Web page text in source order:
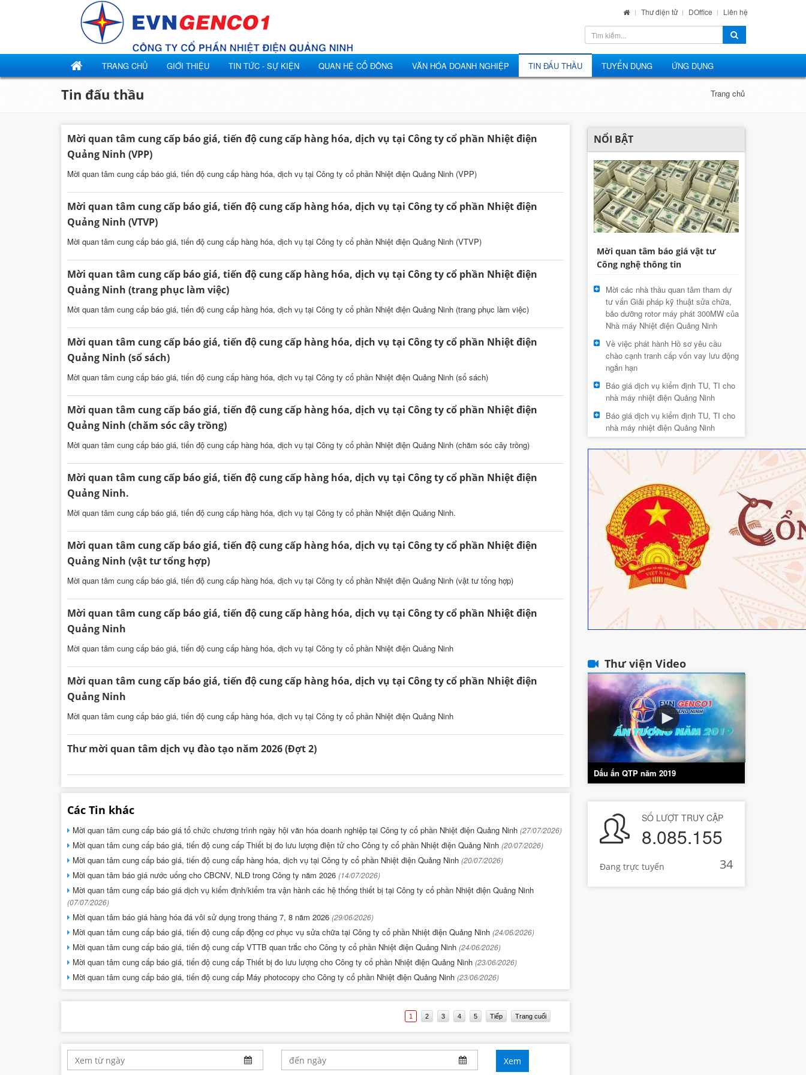
Thư điện tử DOffice Liên hệ
TRANG CHỦ GIỚI THIỆU TIN TỨC - SỰ KIỆN QUAN HỆ CỔ ĐÔNG VĂN HÓA DOANH NGHIỆP TIN ĐẤU THẦU TUYỂN DỤNG ỨNG DỤNG
Tin đấu thầu Trang chủ
Mời quan tâm cung cấp báo giá, tiến độ cung cấp hàng hóa, dịch vụ tại Công ty cổ phần Nhiệt điện
Quảng Ninh (VPP)
Mời quan tâm cung cấp báo giá, tiến độ cung cấp hàng hóa, dịch vụ tại Công ty cổ phần Nhiệt điện Quảng Ninh (VPP)
Mời quan tâm cung cấp báo giá, tiến độ cung cấp hàng hóa, dịch vụ tại Công ty cổ phần Nhiệt điện
Quảng Ninh (VTVP)
Mời quan tâm cung cấp báo giá, tiến độ cung cấp hàng hóa, dịch vụ tại Công ty cổ phần Nhiệt điện Quảng Ninh (VTVP)
Mời quan tâm cung cấp báo giá, tiến độ cung cấp hàng hóa, dịch vụ tại Công ty cổ phần Nhiệt điện
Quảng Ninh (trang phục làm việc)
Mời quan tâm cung cấp báo giá, tiến độ cung cấp hàng hóa, dịch vụ tại Công ty cổ phần Nhiệt điện Quảng Ninh (trang phục làm việc)
Mời quan tâm cung cấp báo giá, tiến độ cung cấp hàng hóa, dịch vụ tại Công ty cổ phần Nhiệt điện
Quảng Ninh (sổ sách)
Mời quan tâm cung cấp báo giá, tiến độ cung cấp hàng hóa, dịch vụ tại Công ty cổ phần Nhiệt điện Quảng Ninh (sổ sách)
Mời quan tâm cung cấp báo giá, tiến độ cung cấp hàng hóa, dịch vụ tại Công ty cổ phần Nhiệt điện
Quảng Ninh (chăm sóc cây trồng)
Mời quan tâm cung cấp báo giá, tiến độ cung cấp hàng hóa, dịch vụ tại Công ty cổ phần Nhiệt điện Quảng Ninh (chăm sóc cây trồng)
Mời quan tâm cung cấp báo giá, tiến độ cung cấp hàng hóa, dịch vụ tại Công ty cổ phần Nhiệt điện
Quảng Ninh.
Mời quan tâm cung cấp báo giá, tiến độ cung cấp hàng hóa, dịch vụ tại Công ty cổ phần Nhiệt điện Quảng Ninh.
Mời quan tâm cung cấp báo giá, tiến độ cung cấp hàng hóa, dịch vụ tại Công ty cổ phần Nhiệt điện
Quảng Ninh (vật tư tổng hợp)
Mời quan tâm cung cấp báo giá, tiến độ cung cấp hàng hóa, dịch vụ tại Công ty cổ phần Nhiệt điện Quảng Ninh (vật tư tổng hợp)
Mời quan tâm cung cấp báo giá, tiến độ cung cấp hàng hóa, dịch vụ tại Công ty cổ phần Nhiệt điện
Quảng Ninh
Mời quan tâm cung cấp báo giá, tiến độ cung cấp hàng hóa, dịch vụ tại Công ty cổ phần Nhiệt điện Quảng Ninh
Mời quan tâm cung cấp báo giá, tiến độ cung cấp hàng hóa, dịch vụ tại Công ty cổ phần Nhiệt điện
Quảng Ninh
Mời quan tâm cung cấp báo giá, tiến độ cung cấp hàng hóa, dịch vụ tại Công ty cổ phần Nhiệt điện Quảng Ninh
Thư mời quan tâm dịch vụ đào tạo năm 2026 (Đợt 2)
Các Tin khác
Mời quan tâm cung cấp báo giá tổ chức chương trình ngày hội văn hóa doanh nghiệp tại Công ty cổ phần Nhiệt điện Quảng Ninh (27/07/2026)
Mời quan tâm cung cấp báo giá, tiến độ cung cấp Thiết bị đo lưu lượng điện tử cho Công ty cổ phần Nhiệt điện Quảng Ninh (20/07/2026)
Mời quan tâm cung cấp báo giá, tiến độ cung cấp hàng hóa, dịch vụ tại Công ty cổ phần Nhiệt điện Quảng Ninh (20/07/2026)
Mời quan tâm báo giá nước uống cho CBCNV, NLĐ trong Công ty năm 2026 (14/07/2026)
Mời quan tâm cung cấp báo giá dịch vụ kiểm định/kiểm tra vận hành các hệ thống thiết bị tại Công ty cổ phần Nhiệt điện Quảng Ninh
(07/07/2026)
Mời quan tâm báo giá hàng hóa đá vôi sử dụng trong tháng 7, 8 năm 2026 (29/06/2026)
Mời quan tâm cung cấp báo giá, tiến độ cung cấp động cơ phục vụ sửa chữa tại Công ty cổ phần Nhiệt điện Quảng Ninh (24/06/2026)
Mời quan tâm cung cấp báo giá, tiến độ cung cấp VTTB quan trắc cho Công ty cổ phần Nhiệt điện Quảng Ninh (24/06/2026)
Mời quan tâm cung cấp báo giá, tiến độ cung cấp Thiết bị đo lưu lượng cho Công ty cổ phần Nhiệt điện Quảng Ninh (23/06/2026)
Mời quan tâm cung cấp báo giá, tiến độ cung cấp Máy photocopy cho Công ty cổ phần Nhiệt điện Quảng Ninh (23/06/2026)
1 2 3 4 5 Tiếp Trang cuối
NỔI BẬT
Mời quan tâm báo giá vật tư
Công nghệ thông tin
Mời các nhà thầu quan tâm tham dự
tư vấn Giải pháp kỹ thuật sửa chữa,
bảo dưỡng rotor máy phát 300MW của
Nhà máy Nhiệt điện Quảng Ninh
Về việc phát hành Hồ sơ yêu cầu
chào cạnh tranh cấp vốn vay lưu động
ngắn hạn
Báo giá dịch vụ kiểm định TU, TI cho
nhà máy nhiệt điện Quảng Ninh
Báo giá dịch vụ kiểm định TU, TI cho
nhà máy nhiệt điện Quảng Ninh
Thư viện Video
Dấu ấn QTP năm 2019
SỐ LƯỢT TRUY CẬP
8.085.155
Đang trực tuyến 34